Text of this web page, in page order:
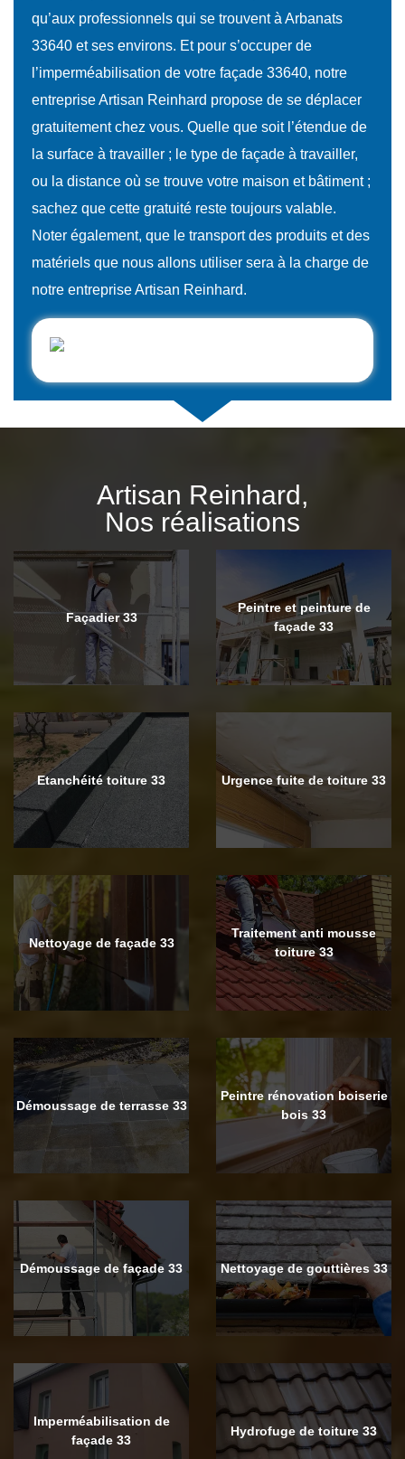
qu’aux professionnels qui se trouvent à Arbanats
33640 et ses environs. Et pour s’occuper de
l’imperméabilisation de votre façade 33640, notre
entreprise Artisan Reinhard propose de se déplacer
gratuitement chez vous. Quelle que soit l’étendue de
la surface à travailler ; le type de façade à travailler,
ou la distance où se trouve votre maison et bâtiment ;
sachez que cette gratuité reste toujours valable.
Noter également, que le transport des produits et des
matériels que nous allons utiliser sera à la charge de
notre entreprise Artisan Reinhard.
Artisan Reinhard,
Nos réalisations
Façadier 33
Peintre et peinture de
façade 33
Etanchéité toiture 33 Urgence fuite de toiture 33
Nettoyage de façade 33
Traitement anti mousse
toiture 33
Démoussage de terrasse 33
Peintre rénovation boiserie
bois 33
Démoussage de façade 33 Nettoyage de gouttières 33
Imperméabilisation de
façade 33
Hydrofuge de toiture 33